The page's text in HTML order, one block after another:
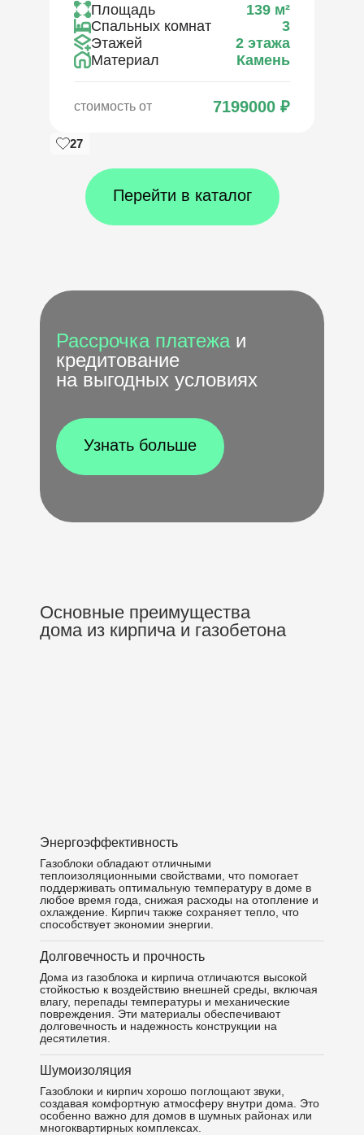
Площадь 139 м²
Спальных комнат
3
Этажей
2 этажа
Материал
Камень
стоимость от 7199000 ₽
27
Перейти в каталог
Рассрочка платежа и
кредитование
на выгодных условиях
Узнать больше
Основные преимущества
дома из кирпича и газобетона
Энергоэффективность
Газоблоки обладают отличными
теплоизоляционными свойствами, что помогает
поддерживать оптимальную температуру в доме в
любое время года, снижая расходы на отопление и
охлаждение. Кирпич также сохраняет тепло, что
способствует экономии энергии.
Долговечность и прочность
Дома из газоблока и кирпича отличаются высокой
стойкостью к воздействию внешней среды, включая
влагу, перепады температуры и механические
повреждения. Эти материалы обеспечивают
долговечность и надежность конструкции на
десятилетия.
Шумоизоляция
Газоблоки и кирпич хорошо поглощают звуки,
создавая комфортную атмосферу внутри дома. Это
особенно важно для домов в шумных районах или
многоквартирных комплексах.